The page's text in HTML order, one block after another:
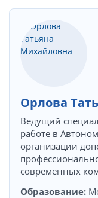
Орлова
Ведущий
работе в
организации
современных
Образование: